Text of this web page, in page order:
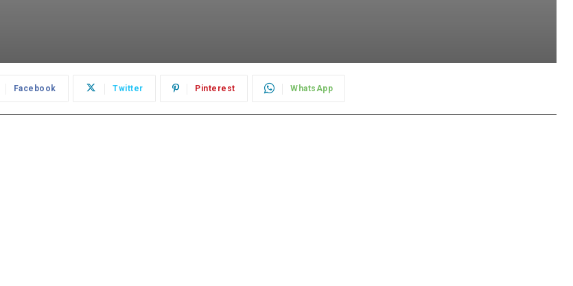
Facebook Twitter Pinterest WhatsApp